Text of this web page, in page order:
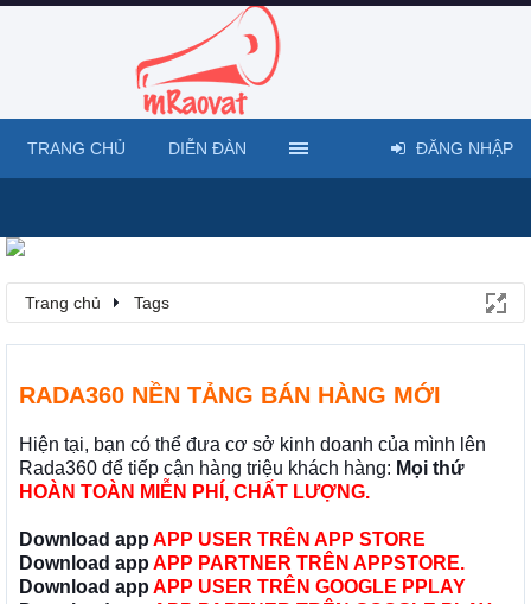
Trang chủ Tags
RADA360 NỀN TẢNG BÁN HÀNG MỚI
Hiện tại, bạn có thể đưa cơ sở kinh doanh của mình lên
Rada360 để tiếp cận hàng triệu khách hàng: Mọi thứ
HOÀN TOÀN MIỄN PHÍ, CHẤT LƯỢNG.
Download app APP USER TRÊN APP STORE
Download app APP PARTNER TRÊN APPSTORE.
Download app APP USER TRÊN GOOGLE PPLAY
TRANG CHỦ DIỄN ĐÀN ĐĂNG NHẬP